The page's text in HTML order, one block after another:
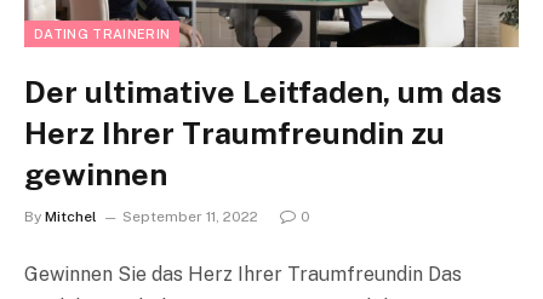
DATING TRAINERIN
Der ultimative Leitfaden, um das
Herz Ihrer Traumfreundin zu
gewinnen
By Mitchel September 11, 2022 0
Gewinnen Sie das Herz Ihrer Traumfreundin Das